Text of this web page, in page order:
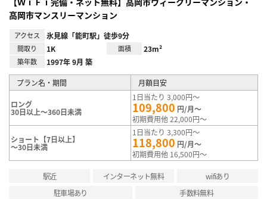
高岡市マンスリーマンション
アクセス 氷見線「能町駅」徒歩9分
間取り 1K 面積 23m²
築年数 1997年 9月 築
プラン名・期間 月額目安
ロング
30日以上～360日未満
1日当たり 3,000円～
109,800 円/月～
初期費用他 22,000円～
ショート【7日以上】
～30日未満
1日当たり 3,300円～
118,800 円/月～
初期費用他 16,500円～
駅近 インターネット無料
wifiあり
駐車場あり
手数料無料